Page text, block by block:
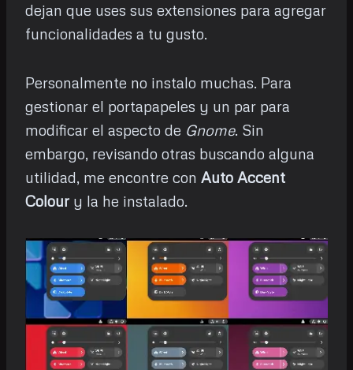
dejan que uses sus extensiones para agregar
funcionalidades a tu gusto.
Personalmente no instalo muchas. Para
gestionar el portapapeles y un par para
modificar el aspecto de Gnome. Sin
embargo, revisando otras buscando alguna
utilidad, me encontre con Auto Accent
Colour y la he instalado.